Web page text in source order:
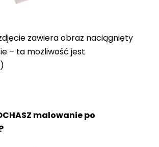
zawiera obraz naciągnięty
– ta możliwość jest
malowanie po